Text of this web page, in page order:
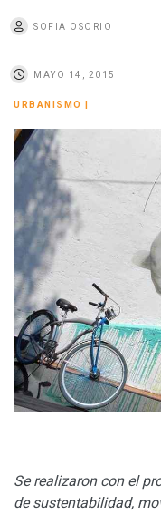
SOFIA OSORIO
MAYO 14, 2015
URBANISMO
Se realizaron con el
de sustentabilidad,